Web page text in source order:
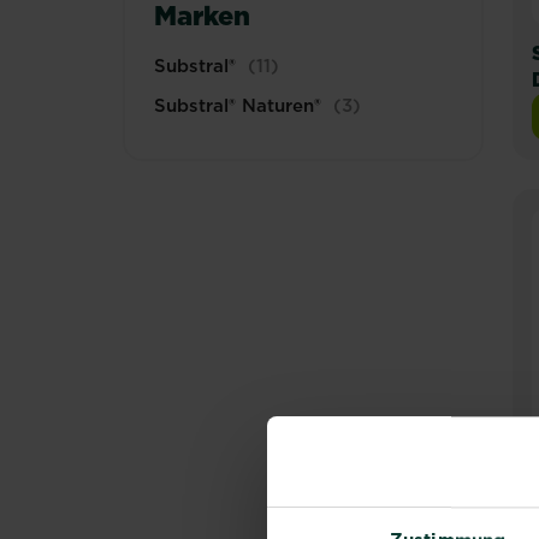
Marken
Substral®
(11)
Substral® Naturen®
(3)